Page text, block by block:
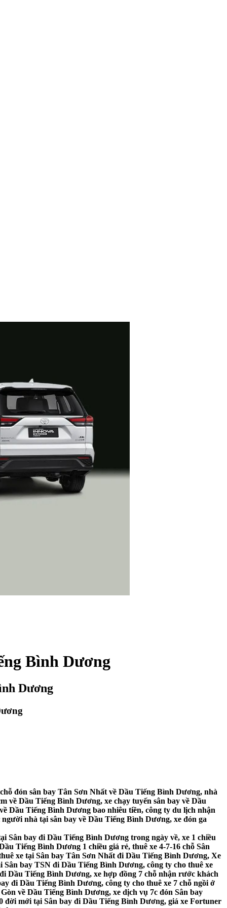
Bình Dương
Dương
đón sân bay Tân Sơn Nhất về Dầu Tiếng Bình Dương, nhà
về Dầu Tiếng Bình Dương, xe chạy tuyến sân bay về Dầu
Dầu Tiếng Bình Dương bao nhiêu tiền, công ty du lịch nhận
nhà tại sân bay về Dầu Tiếng Bình Dương, xe đón ga
Sân bay đi Dầu Tiếng Bình Dương trong ngày về, xe 1 chiều
Tiếng Bình Dương 1 chiều giá rẻ, thuê xe 4-7-16 chỗ Sân
xe tại Sân bay Tân Sơn Nhất đi Dầu Tiếng Bình Dương, Xe
bay TSN đi Dầu Tiếng Bình Dương, công ty cho thuê xe
Dầu Tiếng Bình Dương, xe hợp đồng 7 chỗ nhận rước khách
đi Dầu Tiếng Bình Dương, công ty cho thuê xe 7 chỗ ngồi ở
về Dầu Tiếng Bình Dương, xe dịch vụ 7c đón Sân bay
đời mới tại Sân bay đi Dầu Tiếng Bình Dương, giá xe Fortuner